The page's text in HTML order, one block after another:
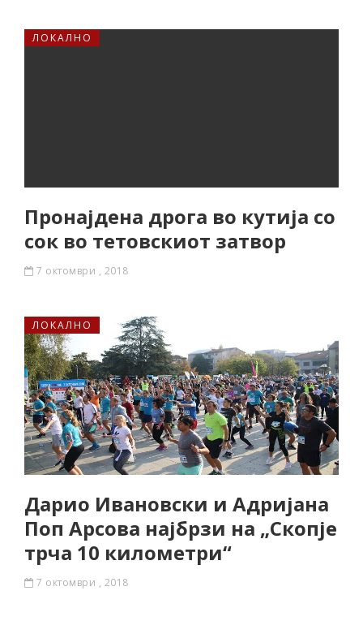
ЛОКАЛНО
Пронајдена дрога во кутија со
сок во тетовскиот затвор
7 октомври , 2018
ЛОКАЛНО
Дарио Ивановски и Адријана
Поп Арсова најбрзи на „Скопје
трча 10 километри“
7 октомври , 2018